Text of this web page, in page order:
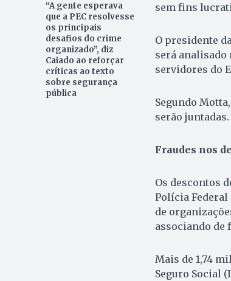
“A gente esperava
que a PEC resolvesse
os principais
desafios do crime
organizado”, diz
Caiado ao reforçar
críticas ao texto
sobre segurança
pública
sem fins
O presidente
será analisado
servidores do
Segundo
serão juntadas.
Fraudes nos
Os descontos
Polícia Federal
de
associando de
Mais de 1,74
Seguro Social